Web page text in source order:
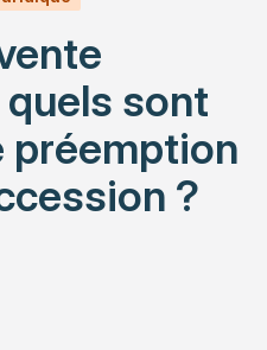
quels sont
préemption
?
: ce que dit